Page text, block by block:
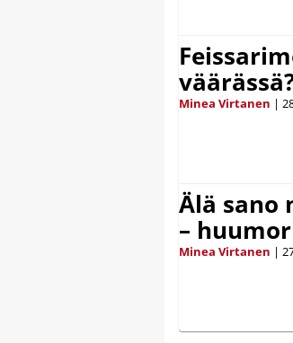
Minea Virtanen |
Älä sano
–
Minea Virtanen |